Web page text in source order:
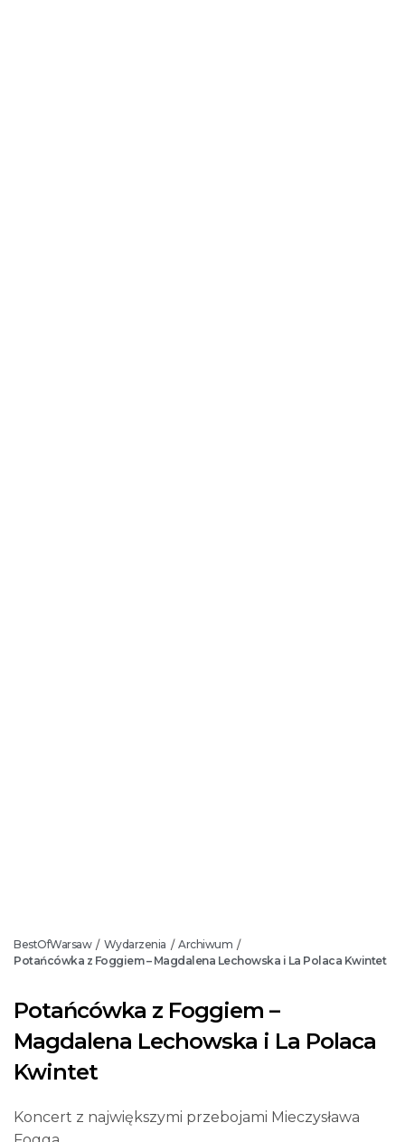
BestOfWarsaw / Wydarzenia / Archiwum /
Potańcówka z Foggiem – Magdalena Lechowska i La Polaca Kwintet
Potańcówka z Foggiem –
Magdalena Lechowska i La Polaca
Kwintet
Koncert z największymi przebojami Mieczysława